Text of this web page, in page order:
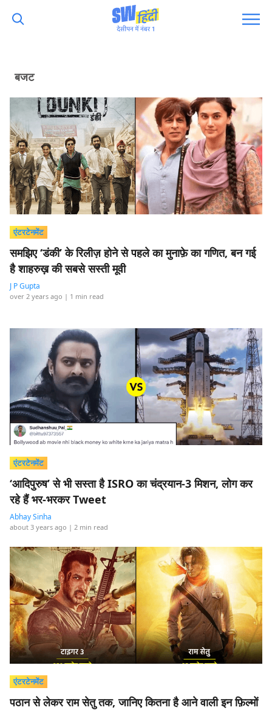
बजट
एंटरटेनमेंट
समझिए ‘डंकी’ के रिलीज़ होने से पहले का मुनाफ़े का गणित, बन गई
है शाहरुख़ की सबसे सस्ती मूवी
J P Gupta
over 2 years ago | 1 min read
एंटरटेनमेंट
‘आदिपुरुष’ से भी सस्ता है ISRO का चंद्रयान-3 मिशन, लोग कर
रहे हैं भर-भरकर Tweet
Abhay Sinha
about 3 years ago | 2 min read
एंटरटेनमेंट
पठान से लेकर राम सेतु तक, जानिए कितना है आने वाली इन फ़िल्मों